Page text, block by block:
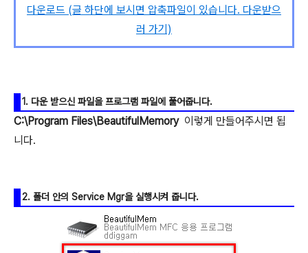
다운로드 (글 하단에 보시면 압축파일이 있습니다. 다운받으
러 가기)
1. 다운 받으신 파일을 프로그램 파일에 풀어줍니다.
C:\Program Files\BeautifulMemory이렇게 만들어주시면 됩
니다.
2. 폴더 안의 Service Mgr을 실행시켜 줍니다.